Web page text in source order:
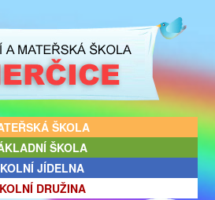
ŠKOLA
ŠKOLA
JÍDELNA
DRUŽINA